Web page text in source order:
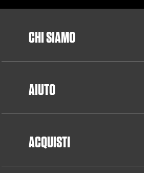
CHI SIAMO
AIUTO
ACQUISTI